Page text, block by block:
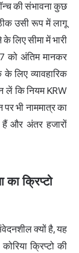
की संभावना कुछ
उसी रूप में लागू
सीमा में भारी
को अंतिम मानकर
के लिए व्यावहारिक
लें कि नियम KRW
भी नाममात्र का
हैं और अंतर हजारों
का क्रिप्टो
क्यों है, यह
क्रिप्टो की